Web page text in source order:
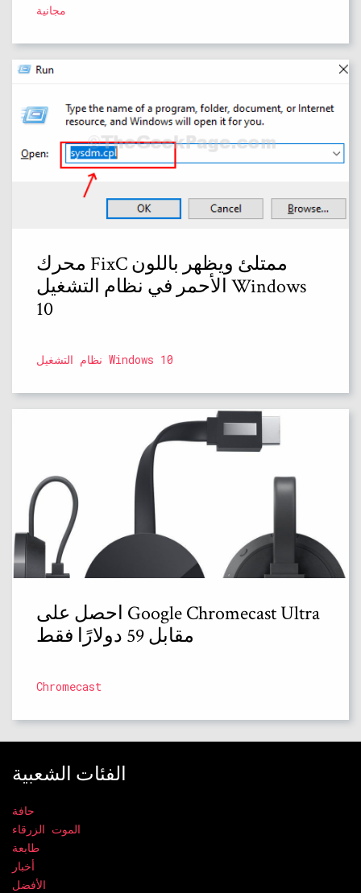
مجانية
محرك FixC ممتلئ ويظهر باللون
الأحمر في نظام التشغيل Windows
10
نظام التشغيل Windows 10
احصل على Google Chromecast Ultra
مقابل 59 دولارًا فقط
Chromecast
الفئات الشعبية
حافة
الموت الزرقاء
طابعة
أخبار
الأفضل